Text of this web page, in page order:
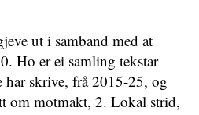
ut i samband med at
Ho er ei samling tekstar
har skrive, frå 2015-25, og
om motmakt, 2. Lokal strid,